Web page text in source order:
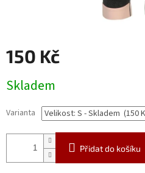
150 Kč
cena:
Skladem
Varianta
Přidat do košíku